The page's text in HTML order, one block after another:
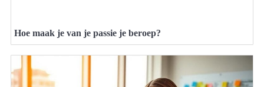
Hoe maak je van je passie je beroep?